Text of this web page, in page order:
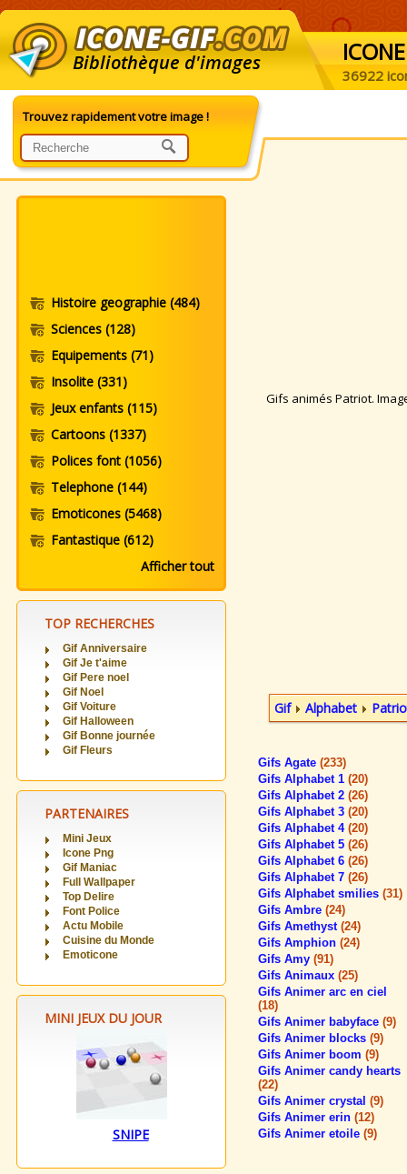
Bibliothèque d'images ICONE
36922
Trouvez rapidement votre image !
Histoire geographie (484)
Sciences (128)
Equipements (71)
Insolite (331)
Jeux enfants (115)
Cartoons (1337)
Polices font (1056)
Telephone (144)
Emoticones (5468)
Fantastique (612)
Afficher tout
TOP RECHERCHES
Gif Anniversaire
Gif Je t'aime
Gif Pere noel
Gif Noel
Gif Voiture
Gif Halloween
Gif Bonne journée
Gif Fleurs
PARTENAIRES
Mini Jeux
Icone Png
Gif Maniac
Full Wallpaper
Top Delire
Font Police
Actu Mobile
Cuisine du Monde
Emoticone
MINI JEUX DU JOUR
SNIPE
Gifs animés Patriot.
Gif Alphabet
Gifs Agate (233)
Gifs Alphabet 1 (20)
Gifs Alphabet 2 (26)
Gifs Alphabet 3 (20)
Gifs Alphabet 4 (20)
Gifs Alphabet 5 (26)
Gifs Alphabet 6 (26)
Gifs Alphabet 7 (26)
Gifs Alphabet smilies (31)
Gifs Ambre (24)
Gifs Amethyst (24)
Gifs Amphion (24)
Gifs Amy (91)
Gifs Animaux (25)
Gifs Animer arc en ciel
(18)
Gifs Animer babyface (9)
Gifs Animer blocks (9)
Gifs Animer boom (9)
Gifs Animer candy hearts
(22)
Gifs Animer crystal (9)
Gifs Animer erin (12)
Gifs Animer etoile (9)